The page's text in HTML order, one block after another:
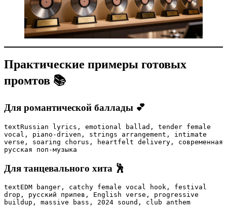
Практические примеры готовых
промтов 📚
Для романтической баллады 💕
textRussian lyrics, emotional ballad, tender female
vocal, piano-driven, strings arrangement, intimate
verse, soaring chorus, heartfelt delivery, современная
русская поп-музыка
Для танцевального хита 🕺
textEDM banger, catchy female vocal hook, festival
drop, русский припев, English verse, progressive
buildup, massive bass, 2024 sound, club anthem